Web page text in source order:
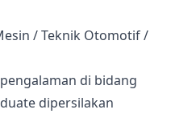
/ Teknik Otomotif /
di bidang
dipersilakan